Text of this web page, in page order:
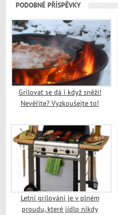
PODOBNÉ PŘÍSPĚVKY
Grilovat se dá i když sněží!
Nevěříte? Vyzkoušejte to!
Letní grilování je v plném
proudu, které jídlo nikdy